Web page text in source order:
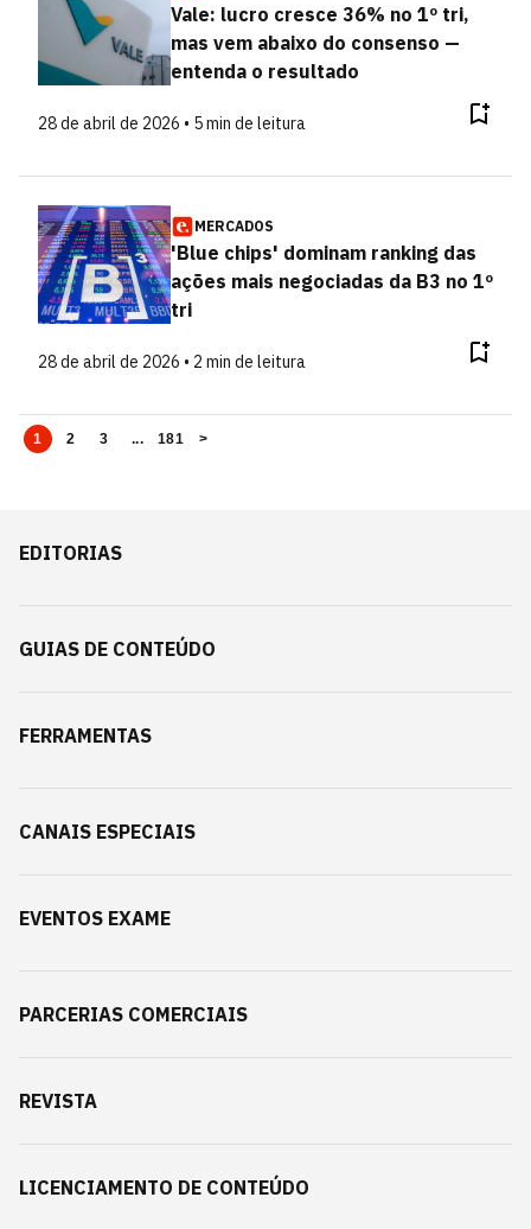
Vale: lucro cresce 36% no 1º tri,
mas vem abaixo do consenso —
entenda o resultado
28 de abril de 2026 • 5 min de leitura
MERCADOS
'Blue chips' dominam ranking das
ações mais negociadas da B3 no 1º
tri
28 de abril de 2026 • 2 min de leitura
1 2 3 ... 181 >
EDITORIAS
GUIAS DE CONTEÚDO
FERRAMENTAS
CANAIS ESPECIAIS
EVENTOS EXAME
PARCERIAS COMERCIAIS
REVISTA
LICENCIAMENTO DE CONTEÚDO